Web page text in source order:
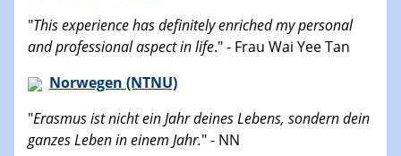
"This experience has definitely enriched my personal
and professional aspect in life." - Frau Wai Yee Tan
Norwegen (NTNU)
"Erasmus ist nicht ein Jahr deines Lebens, sondern dein
ganzes Leben in einem Jahr." - NN